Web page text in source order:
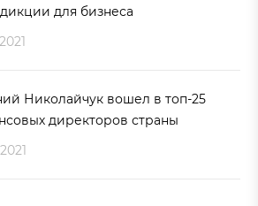
для бизнеса
Николайчук вошел в топ-25
директоров страны